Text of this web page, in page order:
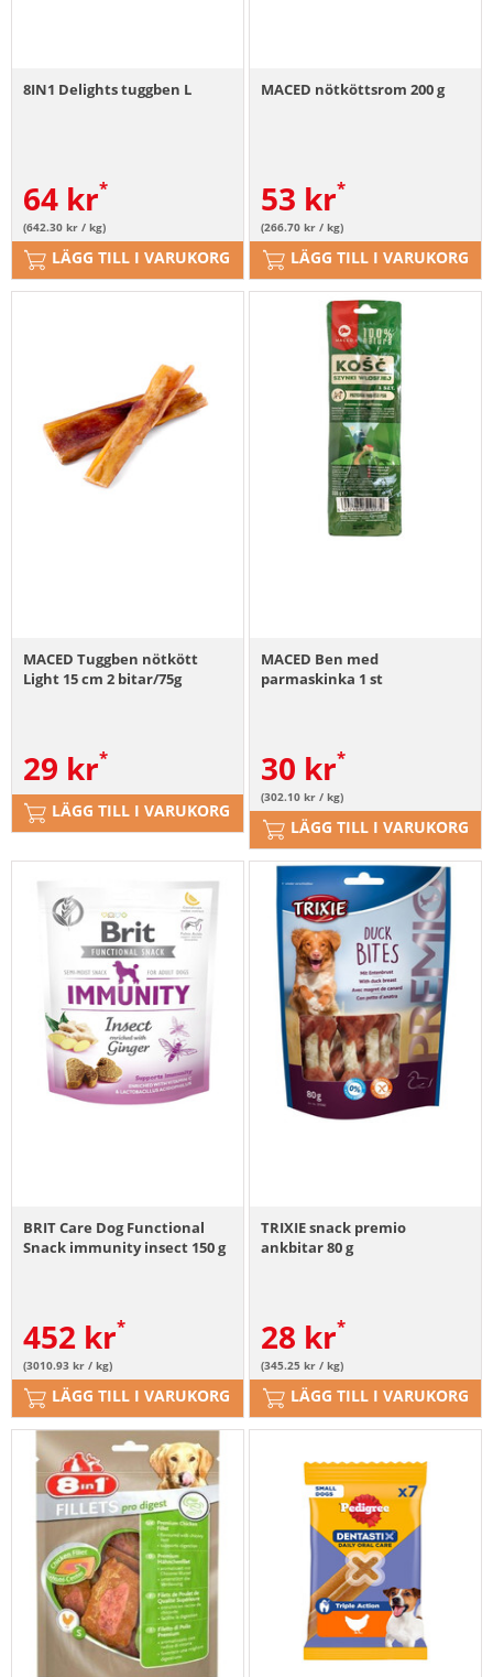
8IN1 Delights tuggben L
64 kr
(642.30 kr / kg)
LÄGG TILL I VARUKORG
MACED nötköttsrom 200 g
53 kr
(266.70 kr / kg)
LÄGG TILL I VARUKORG
MACED Tuggben nötkött
Light 15 cm 2 bitar/75g
29 kr
LÄGG TILL I VARUKORG
MACED Ben med
parmaskinka 1 st
30 kr
(302.10 kr / kg)
LÄGG TILL I VARUKORG
BRIT Care Dog Functional
Snack immunity insect 150 g
452 kr
(3010.93 kr / kg)
LÄGG TILL I VARUKORG
TRIXIE snack premio
ankbitar 80 g
28 kr
(345.25 kr / kg)
LÄGG TILL I VARUKORG